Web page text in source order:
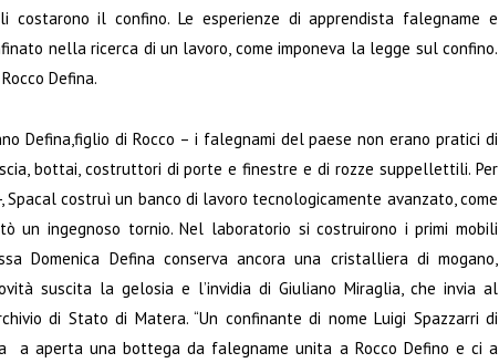
costarono il confino. Le esperienze di apprendista falegname e
nella ricerca di un lavoro, come imponeva la legge sul confino.
Defina.
Defina,figlio di Rocco – i falegnami del paese non erano pratici di
bottai, costruttori di porte e finestre e di rozze suppellettili. Per
Spacal costruì un banco di lavoro tecnologicamente avanzato, come
un ingegnoso tornio. Nel laboratorio si costruirono i primi mobili
Domenica Defina conserva ancora una cristalliera di mogano,
suscita la gelosia e l’invidia di Giuliano Miraglia, che invia al
di Stato di Matera. “Un confinante di nome Luigi Spazzarri di
a aperta una bottega da falegname unita a Rocco Defino e ci a